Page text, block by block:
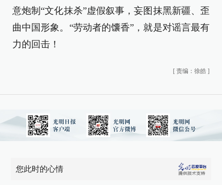
意炮制“文化抹杀”虚假叙事，妄图抹黑新疆、歪
曲中国形象。“劳动者的馕香”，就是对谣言最有
力的回击！
[ 责编：徐皓 ]
您此时的心情